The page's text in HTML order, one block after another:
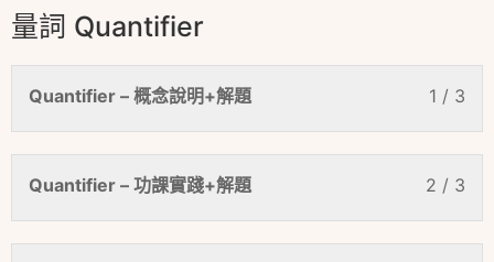
量詞 Quantifier
1 / 3
Quantifier – 概念說明+解題
2 / 3
Quantifier – 功課實踐+解題